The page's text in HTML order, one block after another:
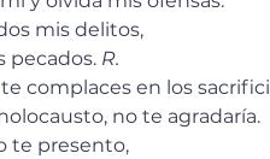
mis delitos,
pecados. R.
te complaces en los
no te agradaría.
te presento,